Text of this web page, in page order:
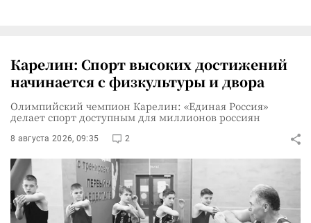
Карелин: Спорт высоких достижений
начинается с физкультуры и двора
Олимпийский чемпион Карелин: «Единая Россия»
делает спорт доступным для миллионов россиян
8 августа 2026, 09:35 2